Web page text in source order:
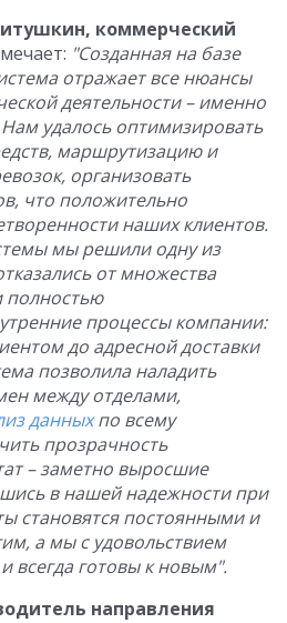
коммерческий
"Созданная на базе
отражает все нюансы
деятельности – именно
удалось оптимизировать
маршрутизацию и
организовать
что положительно
наших клиентов.
мы решили одну из
от множества
полностью
процессы компании:
до адресной доставки
позволила наладить
между отделами,
данныхпо всему
прозрачность
– заметно выросшие
в нашей надежности при
становятся постоянными и
а мы с удовольствием
всегда готовы к новым".
направления